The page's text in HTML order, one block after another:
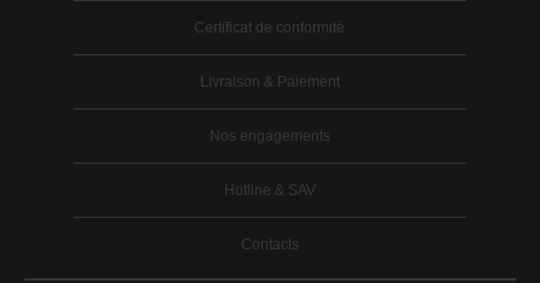
Certificat de conformité
Livraison & Paiement
Nos engagements
Hotline & SAV
Contacts